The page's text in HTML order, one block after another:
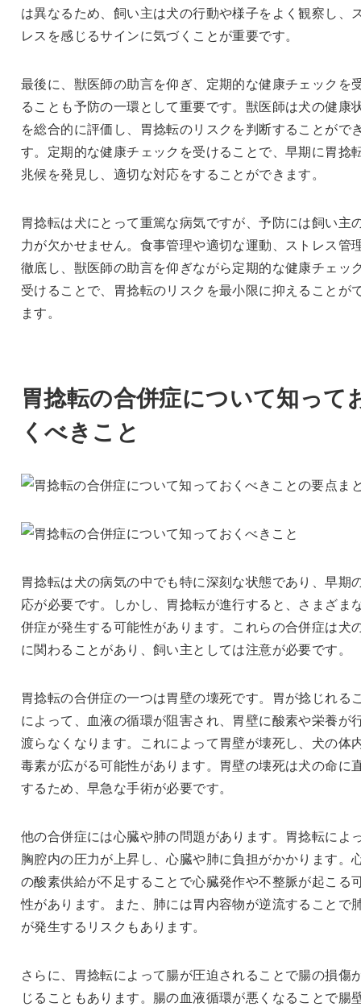
は異なるため、飼い主は犬の行動や様子をよく観察し、
レスを感じるサインに気づくことが重要です。
最後に、獣医師の助言を仰ぎ、定期的な健康チェックを
ることも予防の一環として重要です。獣医師は犬の健康
を総合的に評価し、胃捻転のリスクを判断することがで
す。定期的な健康チェックを受けることで、早期に胃捻
兆候を発見し、適切な対応をすることができます。
胃捻転は犬にとって重篤な病気ですが、予防には飼い主
力が欠かせません。食事管理や適切な運動、ストレス管
徹底し、獣医師の助言を仰ぎながら定期的な健康チェッ
受けることで、胃捻転のリスクを最小限に抑えることが
ます。
胃捻転の合併症について知って
くべきこと
胃捻転は犬の病気の中でも特に深刻な状態であり、早期
応が必要です。しかし、胃捻転が進行すると、さまざま
併症が発生する可能性があります。これらの合併症は犬
に関わることがあり、飼い主としては注意が必要です。
胃捻転の合併症の一つは胃壁の壊死です。胃が捻じれる
によって、血液の循環が阻害され、胃壁に酸素や栄養が
渡らなくなります。これによって胃壁が壊死し、犬の体
毒素が広がる可能性があります。胃壁の壊死は犬の命に
するため、早急な手術が必要です。
他の合併症には心臓や肺の問題があります。胃捻転によ
胸腔内の圧力が上昇し、心臓や肺に負担がかかります。
の酸素供給が不足することで心臓発作や不整脈が起こる
性があります。また、肺には胃内容物が逆流することで
が発生するリスクもあります。
さらに、胃捻転によって腸が圧迫されることで腸の損傷
じることもあります。腸の血液循環が悪くなることで腸